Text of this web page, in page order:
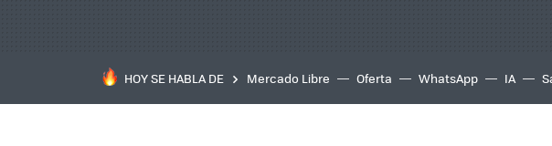
HOY SE HABLA DE Mercado Libre Oferta WhatsApp IA